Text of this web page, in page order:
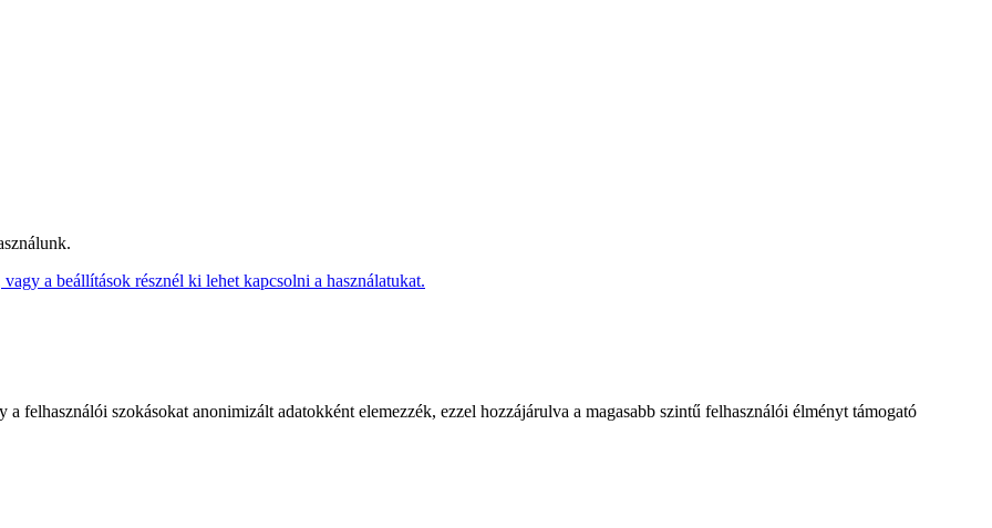
a beállítások résznél ki lehet kapcsolni a használatukat.
felhasználói szokásokat anonimizált adatokként elemezzék, ezzel hozzájárulva a magasabb szintű felhasználói élményt támogató